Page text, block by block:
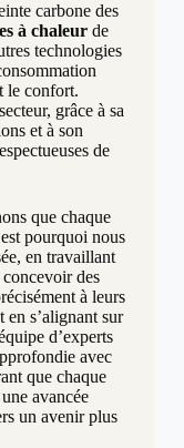
carbone des
à chaleurde
technologies
le confort.
grâce à sa
et à son
de
que chaque
pourquoi nous
en travaillant
des
à leurs
en s’alignant sur
d’experts
avec
que chaque
avancée
un avenir plus